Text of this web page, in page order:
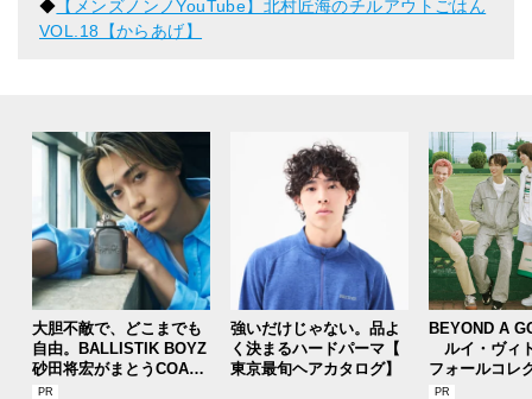
◆ 【メンズノンノYouTube】北村匠海のチルアウトごはん
VOL.18【からあげ】
大胆不敵で、どこまでも
自由。BALLISTIK BOYZ
砂田将宏がまとうCOACH
の新作フレグランス「コ
強いだけじゃない。品よ
く決まるハードパーマ【
東京最旬ヘアカタログ】
BEYOND A
ルイ・ヴィ
フォールコレ
描くプレッピ